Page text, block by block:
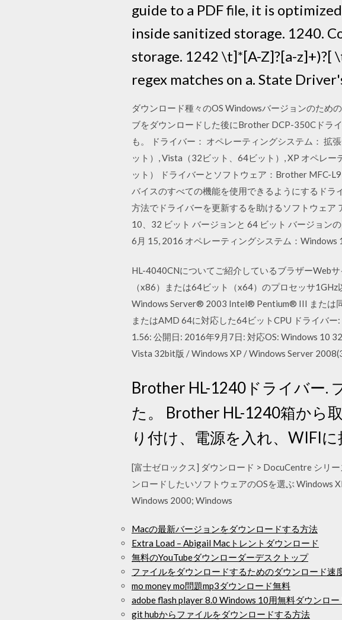
guide to a PDF file, it is
inside sanitized storage. 1240.
storage. 1242 \t]*[A-Z]?[a-z]+)?[
regex matches on a. State
ダウンロード種々のOS Windowsバージョンのた
ブをダウンロードした後にBrother DCP-350Cドラ
も。 ドライバー： オペレーティングシステム：
ット）, Vista（32ビット、64ビット）, XP オペレ
ット） ドライバーとソフトウェア：Brother MFC-
バイスのすべての機能を使用できるようにするド
方法でドライバーを更新するを助けるソフトウェ
10、32 ビット バージョンと 64 ビット バージョン
6月 15, 2016 オペレーティングシステム：
HL-4040CNについてご紹介しているブラザーWeb
（x86）または64ビット（x64）のプロセッサ
Windows Server® 2003 Intel® Pentium® III または
またはAMD 64に対応した64ビットCPU ドライバ
1.56: 公開日: 2016年9月7日: 対応OS: Windows 10
Vista 32bit版 / Windows XP / Windows Server
Brother HL-1240ドライバー.
た。 Brother HL-1240箱から
り付け、電源を入れ、WIFIに
[富士ゼロックス] ダウンロード > DocuCentre シリ
ンロードしたいソフトウェアのOSを選ぶ
Windows 2000; Windows
Macの最新バージョンをダウンロードする方法
Extra Load – Abigail Macトレントダウンロード
無料のYouTubeダウンローダーデスクトップ
ファイルをダウンロードするためのダウンロード速
mo money mo問題mp3ダウンロード無料
adobe flash player 8.0 Windows 10用無料ダウンロー
git hubからファイルをダウンロードする方法